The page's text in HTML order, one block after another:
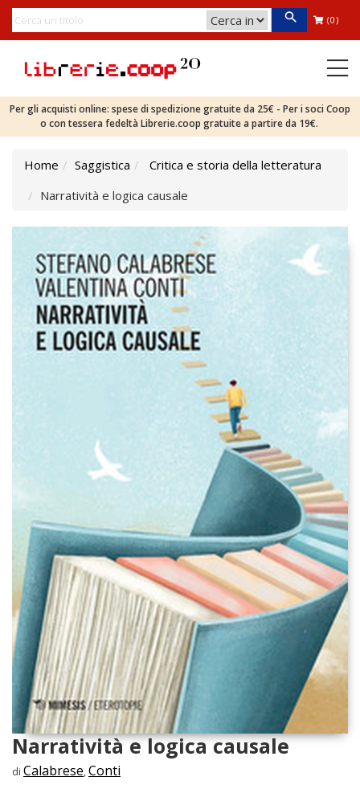
(0)
Per gli acquisti online: spese di spedizione gratuite da 25€ - Per i soci Coop
o con tessera fedeltà Librerie.coop gratuite a partire da 19€.
Home Saggistica
Critica e storia della letteratura
Narratività e logica causale
Narratività e logica causale
di Calabrese, Conti